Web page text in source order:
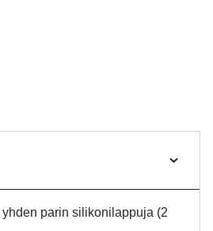
parin silikonilappuja (2